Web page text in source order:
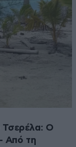
Τσερέλα: Ο
Από τη